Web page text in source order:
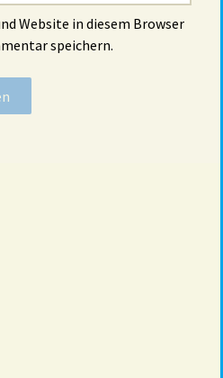
Website in diesem Browser
speichern.